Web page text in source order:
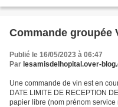
Commande groupée
Publié le 16/05/2023 à 06:47
Par lesamisdelhopital.over-
Une commande de vin est en
DATE LIMITE DE RECEPTION
papier libre (nom prénom